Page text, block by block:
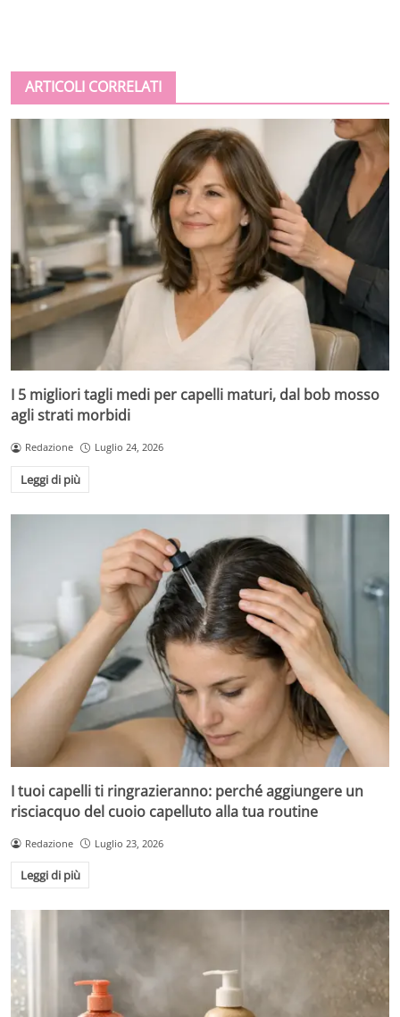
ARTICOLI CORRELATI
I 5 migliori tagli medi per capelli maturi, dal bob mosso
agli strati morbidi
Redazione Luglio 24, 2026
Leggi di più
I tuoi capelli ti ringrazieranno: perché aggiungere un
risciacquo del cuoio capelluto alla tua routine
Redazione Luglio 23, 2026
Leggi di più